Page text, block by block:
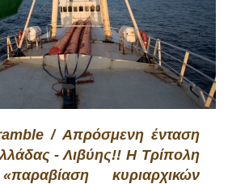
/ Απρόσμενη ένταση
- Λιβύης!! Η Τρίπολη
κυριαρχικών